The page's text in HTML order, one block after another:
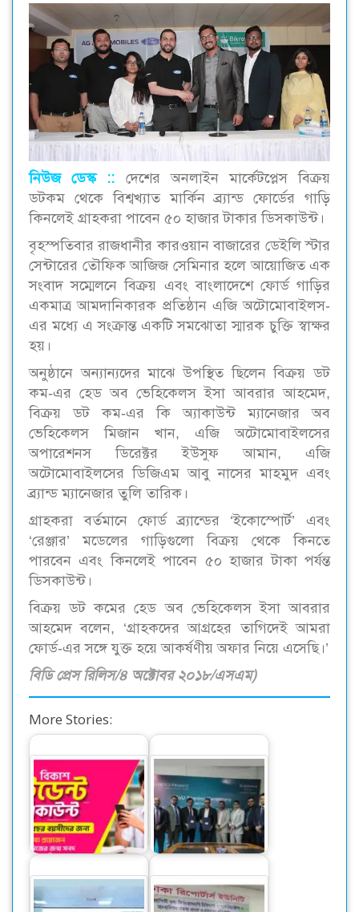
নিউজ ডেস্ক ::
দেশের অনলাইন মার্কেটপ্লেস বিক্রয়
ডটকম থেকে বিশ্বখ্যাত মার্কিন ব্র্যান্ড ফোর্ডের গাড়ি
কিনলেই গ্রাহকরা পাবেন ৫০ হাজার টাকার ডিসকাউন্ট।
বৃহস্পতিবার রাজধানীর কারওয়ান বাজারের ডেইলি স্টার
সেন্টারের তৌফিক আজিজ সেমিনার হলে আয়োজিত এক
সংবাদ সম্মেলনে বিক্রয় এবং বাংলাদেশে ফোর্ড গাড়ির
একমাত্র আমদানিকারক প্রতিষ্ঠান এজি অটোমোবাইলস-
এর মধ্যে এ সংক্রান্ত একটি সমঝোতা স্মারক চুক্তি স্বাক্ষর
হয়।
অনুষ্ঠানে অন্যান্যদের মাঝে উপস্থিত ছিলেন বিক্রয় ডট
কম-এর হেড অব ভেহিকেলস ইসা আবরার আহমেদ,
বিক্রয় ডট কম-এর কি অ্যাকাউন্ট ম্যানেজার অব
ভেহিকেলস মিজান খান, এজি অটোমোবাইলসের
অপারেশনস ডিরেক্টর ইউসুফ আমান, এজি
অটোমোবাইলসের ডিজিএম আবু নাসের মাহমুদ এবং
ব্র্যান্ড ম্যানেজার তুলি তারিক।
গ্রাহকরা বর্তমানে ফোর্ড ব্র্যান্ডের ‘ইকোস্পোর্ট’ এবং
‘রেঞ্জার’ মডেলের গাড়িগুলো বিক্রয় থেকে কিনতে
পারবেন এবং কিনলেই পাবেন ৫০ হাজার টাকা পর্যন্ত
ডিসকাউন্ট।
বিক্রয় ডট কমের হেড অব ভেহিকেলস ইসা আবরার
আহমেদ বলেন, ‘গ্রাহকদের আগ্রহের তাগিদেই আমরা
ফোর্ড-এর সঙ্গে যুক্ত হয়ে আকর্ষণীয় অফার নিয়ে এসেছি।’
বিডি প্রেস রিলিস/৪ অক্টোবর ২০১৮/এসএম)
More Stories:
বিকাশের স্টুডেন্ট
অ্যাকাউন্ট ক্যাশলেস
লেনদেনে…
রূপায়ণ সিটি ও
ইউনাইটেড ফাইন্যান্স
লিমিটেডের মধ্যে…